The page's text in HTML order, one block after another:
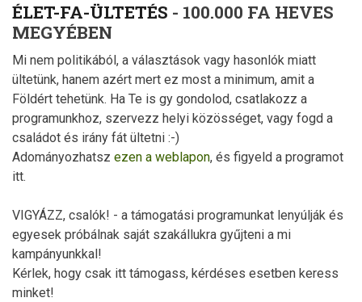
ÉLET-FA-ÜLTETÉS - 100.000 FA HEVES
MEGYÉBEN
Mi nem politikából, a választások vagy hasonlók miatt
ültetünk, hanem azért mert ez most a minimum, amit a
Földért tehetünk. Ha Te is gy gondolod, csatlakozz a
programunkhoz, szervezz helyi közösséget, vagy fogd a
családot és irány fát ültetni :-)
Adományozhatsz ezen a weblapon, és figyeld a programot
itt.
VIGYÁZZ, csalók! - a támogatási programunkat lenyúlják és
egyesek próbálnak saját szakállukra gyűjteni a mi
kampányunkkal!
Kérlek, hogy csak itt támogass, kérdéses esetben keress
minket!